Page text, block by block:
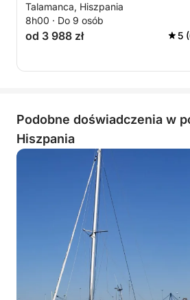
Talamanca, Hiszpania
8h00 · Do 9 osób
od 3 988 zł 5
Podobne doświadczenia w
Hiszpania